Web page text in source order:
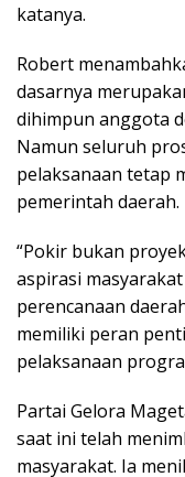
katanya.
Robert
dasarnya
dihimpun anggota
Namun seluruh
pelaksanaan tetap
pemerintah daerah.
“Pokir bukan
aspirasi
perencanaan
memiliki peran
pelaksanaan
Partai Gelora
saat ini telah
masyarakat. Ia